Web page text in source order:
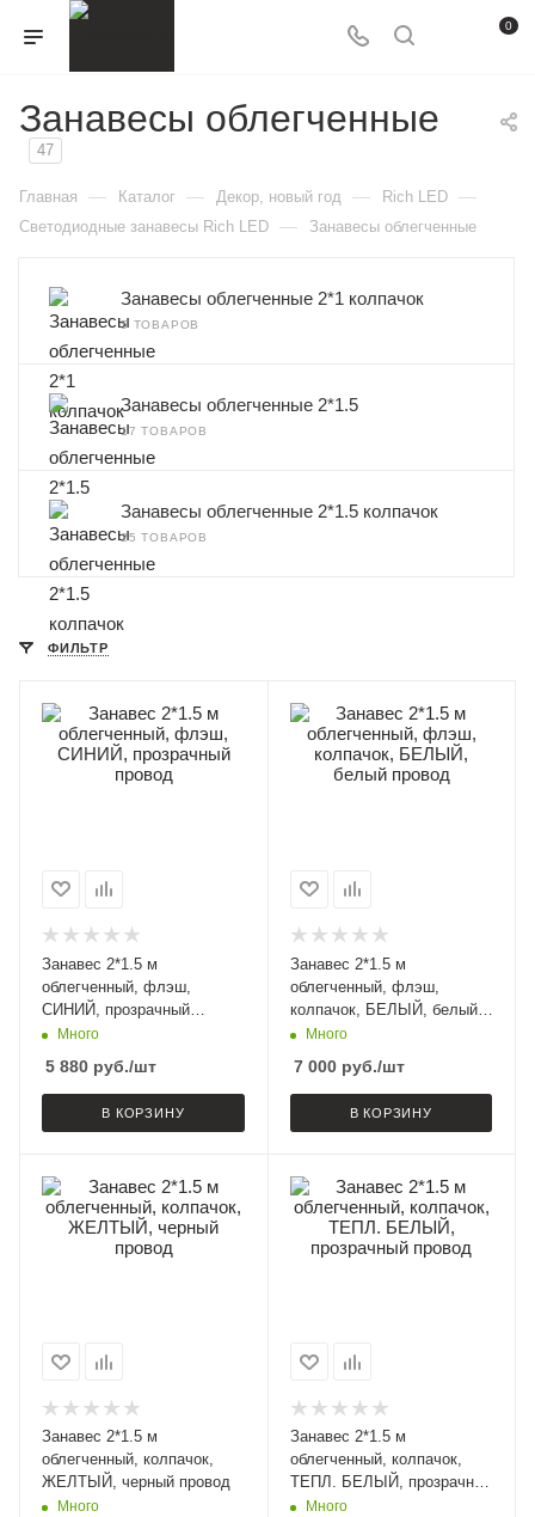
0
Занавесы облегченные
47
Главная — Каталог — Декор, новый год — Rich LED —
Светодиодные занавесы Rich LED — Занавесы облегченные
Занавесы облегченные 2*1 колпачок
5 ТОВАРОВ
Занавесы облегченные 2*1.5
17 ТОВАРОВ
Занавесы облегченные 2*1.5 колпачок
25 ТОВАРОВ
ФИЛЬТР
Занавес 2*1.5 м
облегченный, флэш,
СИНИЙ, прозрачный
провод
Много
5 880 руб./шт
В КОРЗИНУ
Занавес 2*1.5 м
облегченный, флэш,
колпачок, БЕЛЫЙ, белый
провод
Много
7 000руб./шт
В КОРЗИНУ
Занавес 2*1.5 м
облегченный, колпачок,
ЖЕЛТЫЙ, черный провод
Много
Занавес 2*1.5 м
облегченный, колпачок,
ТЕПЛ. БЕЛЫЙ, прозрачный
провод
Много